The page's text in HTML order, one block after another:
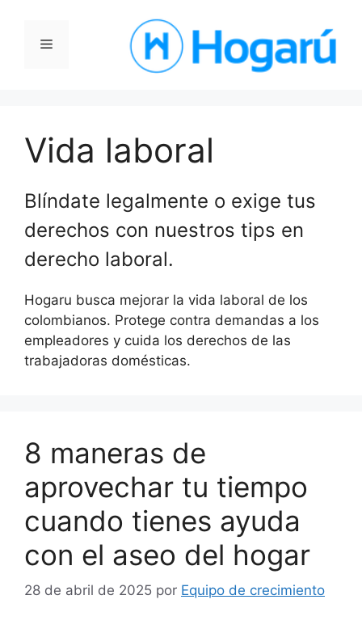
contenidoMenú
Vida laboral
Blíndate legalmente o exige tus
derechos con nuestros tips en
derecho laboral.
Hogaru busca mejorar la vida laboral de los
colombianos. Protege contra demandas a los
empleadores y cuida los derechos de las
trabajadoras domésticas.
8 maneras de
aprovechar tu tiempo
cuando tienes ayuda
con el aseo del hogar
28 de abril de 2025 por Equipo de crecimiento